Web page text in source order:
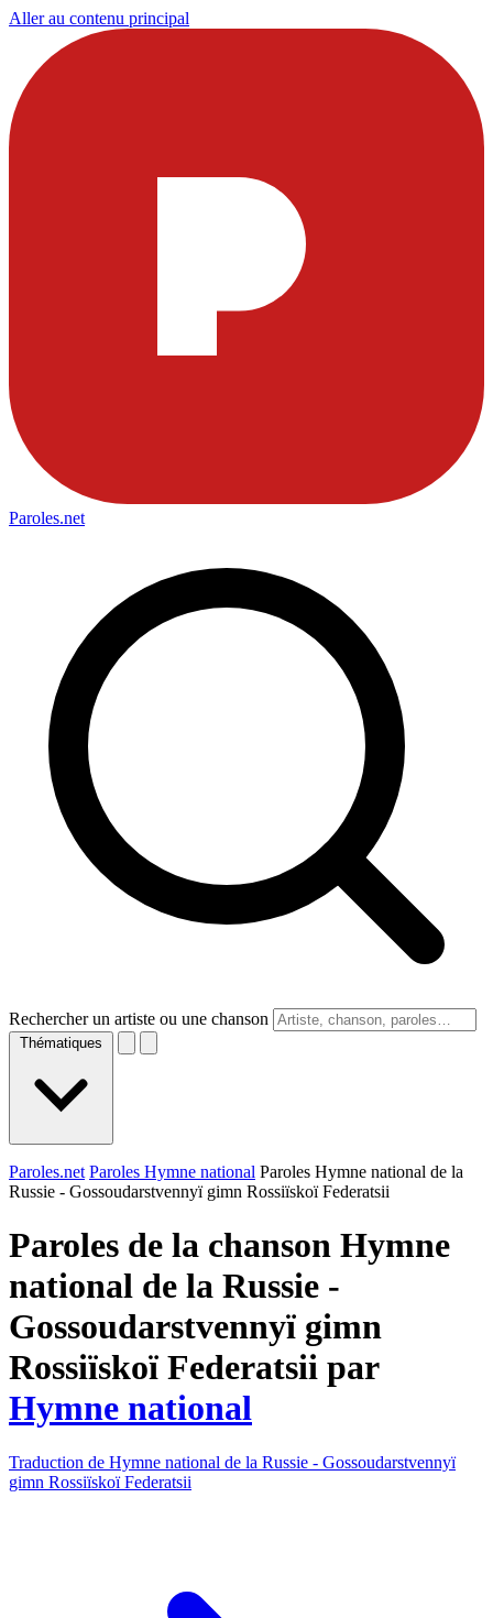
Aller au contenu principal
Paroles.net
Rechercher un artiste ou une chanson
Thématiques
Paroles.net Paroles Hymne national Paroles Hymne national de la
Russie - Gossoudarstvennyï gimn Rossiïskoï Federatsii
Paroles de la chanson Hymne
national de la Russie -
Gossoudarstvennyï gimn
Rossiïskoï Federatsii par
Hymne national
Traduction de Hymne national de la Russie - Gossoudarstvennyï
gimn Rossiïskoï Federatsii